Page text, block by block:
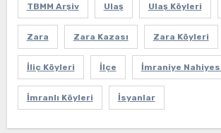
TBMM Arşiv Ulaş Ulaş Köyleri
Zara Zara Kazası Zara Köyleri
İliç Köyleri İlçe İmraniye
İmranlı Köyleri İsyanlar